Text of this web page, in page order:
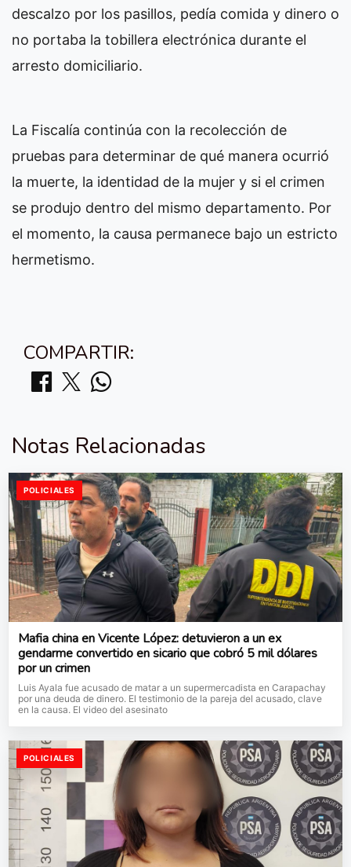
descalzo por los pasillos, pedía comida y dinero o
no portaba la tobillera electrónica durante el
arresto domiciliario.
La Fiscalía continúa con la recolección de
pruebas para determinar de qué manera ocurrió
la muerte, la identidad de la mujer y si el crimen
se produjo dentro del mismo departamento. Por
el momento, la causa permanece bajo un estricto
hermetismo.
COMPARTIR:
Notas Relacionadas
POLICIALES
Mafia china en Vicente López: detuvieron a un ex
gendarme convertido en sicario que cobró 5 mil dólares
por un crimen
Luis Ayala fue acusado de matar a un supermercadista en Carapachay
por una deuda de dinero. El testimonio de la pareja del acusado, clave
en la causa. El video del asesinato
POLICIALES